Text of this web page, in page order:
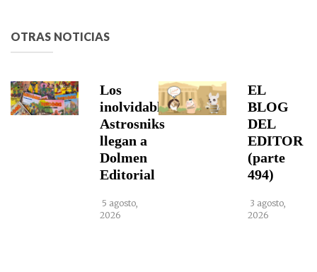
OTRAS NOTICIAS
Los
inolvidables
Astrosniks
llegan a
Dolmen
Editorial
5 agosto,
2026
EL
BLOG
DEL
EDITOR
(parte
494)
3 agosto,
2026